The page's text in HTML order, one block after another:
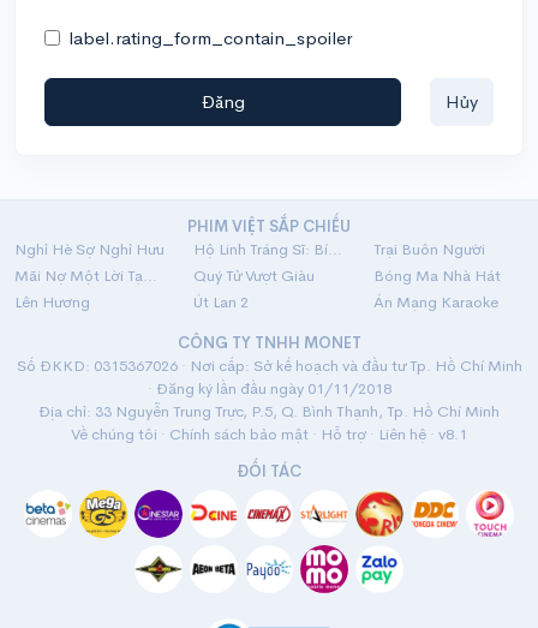
label.rating_form_contain_spoiler
Đăng Hủy
PHIM VIỆT SẮP CHIẾU
Nghỉ Hè Sợ Nghỉ Hưu
Hộ Linh Tráng Sĩ: Bí Ẩn Mộ Vua Đinh
Trại Buôn Người
Mãi Nợ Một Lời Tạm Biệt
Quý Tử Vượt Giàu
Bóng Ma Nhà Hát
Lên Hương
Út Lan 2
Án Mạng Karaoke
CÔNG TY TNHH MONET
Số ĐKKD: 0315367026 · Nơi cấp: Sở kế hoạch và đầu tư Tp. Hồ Chí Minh
· Đăng ký lần đầu ngày 01/11/2018
Địa chỉ: 33 Nguyễn Trung Trực, P.5, Q. Bình Thạnh, Tp. Hồ Chí Minh
Về chúng tôi · Chính sách bảo mật · Hỗ trợ · Liên hệ · v8.1
ĐỐI TÁC